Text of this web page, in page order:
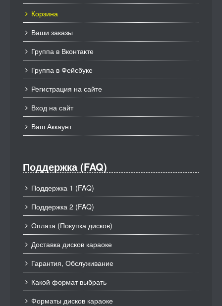
Корзина
Ваши заказы
Группа в Вконтакте
Группа в Фейсбуке
Регистрация на сайте
Вход на сайт
Ваш Аккаунт
Поддержка (FAQ)
Поддержка 1 (FAQ)
Поддержка 2 (FAQ)
Оплата (Покупка дисков)
Доставка дисков караоке
Гарантия, Обслуживание
Какой формат выбрать
Форматы дисков караоке